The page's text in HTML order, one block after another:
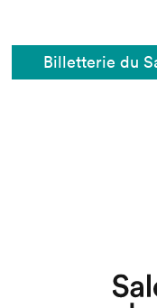
Billetterie du